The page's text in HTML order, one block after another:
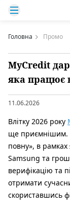
Головна Промо
MyCredit
яка працює
11.06.2026
Влітку 2026 року
ще приємнішим.
повну», в рамках
Samsung та
верифікацію та
отримати
скориставшись